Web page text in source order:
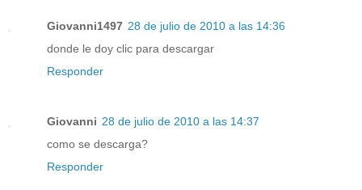
Giovanni1497 28 de julio de 2010 a las 14:36
donde le doy clic para descargar
Responder
Giovanni 28 de julio de 2010 a las 14:37
como se descarga?
Responder